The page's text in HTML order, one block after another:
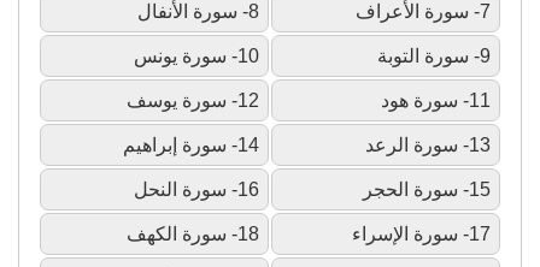
7- سورة الأعراف 8- سورة الأنفال
9- سورة التوبة 10- سورة يونس
11- سورة هود 12- سورة يوسف
13- سورة الرعد 14- سورة إبراهيم
15- سورة الحجر 16- سورة النحل
17- سورة الإسراء 18- سورة الكهف